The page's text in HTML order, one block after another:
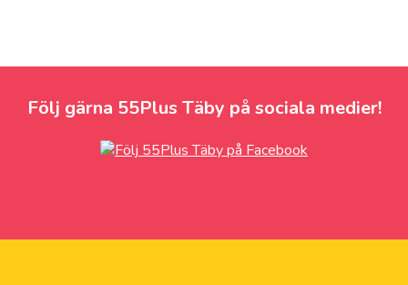
Följ gärna 55Plus Täby på sociala medier!